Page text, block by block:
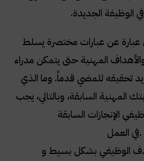
الجديدة.
عبارة عن عبارات مختصرة يسلط
المهنية حتى يتمكن مدراء
تحقيقه للمضي قدماً. وما الذي
المهنية السابقة، وبالتالي، يجب
الإنجازات السابقة
.في العمل
الوظيفي بشكل بسيط و